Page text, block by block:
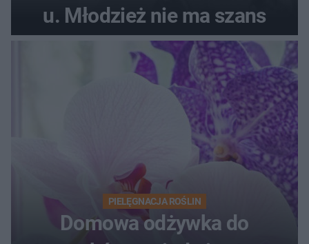
u. Młodzież nie ma szans
PIELĘGNACJA ROŚLIN
Domowa odżywka do